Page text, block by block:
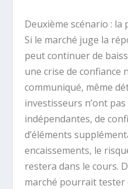
Deuxième scénario : la
Si le marché juge la
peut continuer de
une crise de confiance
communiqué, même
investisseurs n’ont
indépendantes, de
d’éléments
encaissements, le
restera dans le cours.
marché pourrait tester